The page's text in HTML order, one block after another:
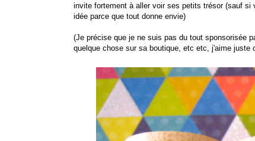
invite fortement à aller voir ses petits trésor (sauf
idée parce que tout donne envie)
(Je précise que je ne suis pas du tout sponsorisée
quelque chose sur sa boutique, etc etc, j'aime juste